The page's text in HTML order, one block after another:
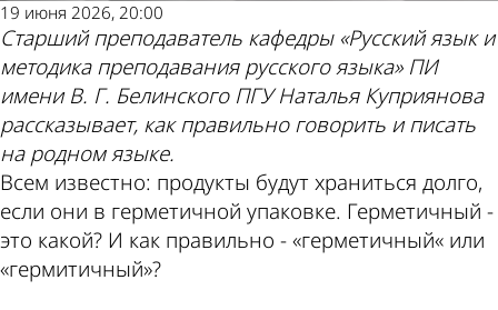
19 июня 2026, 20:00
Старший преподаватель кафедры «Русский язык и
методика преподавания русского языка» ПИ
имени В. Г. Белинского ПГУ Наталья Куприянова
рассказывает, как правильно говорить и писать
на родном языке.
Всем известно: продукты будут храниться долго,
если они в герметичной упаковке. Герметичный -
это какой? И как правильно - «герметичный« или
«гермитичный»?